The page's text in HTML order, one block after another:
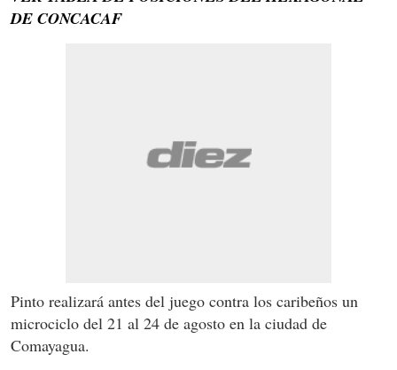
DE CONCACAF
Pinto realizará antes del juego contra los caribeños un
microciclo del 21 al 24 de agosto en la ciudad de
Comayagua.